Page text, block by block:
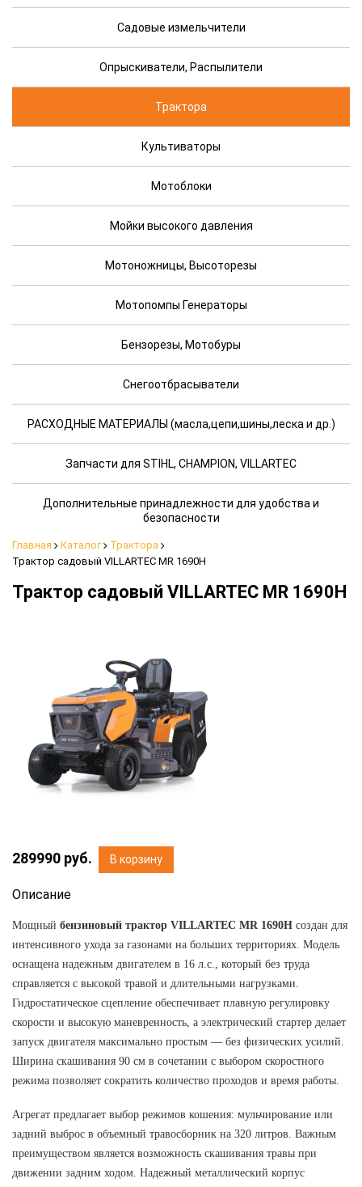
Садовые измельчители
Опрыскиватели, Распылители
Трактора
Культиваторы
Мотоблоки
Мойки высокого давления
Мотоножницы, Высоторезы
Мотопомпы Генераторы
Бензорезы, Мотобуры
Снегоотбрасыватели
РАСХОДНЫЕ МАТЕРИАЛЫ (масла,цепи,шины,леска и др.)
Запчасти для STIHL, CHAMPION, VILLARTEC
Дополнительные принадлежности для удобства и
безопасности
Главная Каталог
Трактора
Трактор садовый VILLARTEC MR 1690H
Трактор садовый VILLARTEC MR 1690H
289990 руб. В корзину
Описание
Мощный бензиновый трактор VILLARTEC MR 1690H создан для
интенсивного ухода за газонами на больших территориях. Модель
оснащена надежным двигателем в 16 л.с., который без труда
справляется с высокой травой и длительными нагрузками.
Гидростатическое сцепление обеспечивает плавную регулировку
скорости и высокую маневренность, а электрический стартер делает
запуск двигателя максимально простым — без физических усилий.
Ширина скашивания 90 см в сочетании с выбором скоростного
режима позволяет сократить количество проходов и время работы.
Агрегат предлагает выбор режимов кошения: мульчирование или
задний выброс в объемный травосборник на 320 литров. Важным
преимуществом является возможность скашивания травы при
движении задним ходом. Надежный металлический корпус